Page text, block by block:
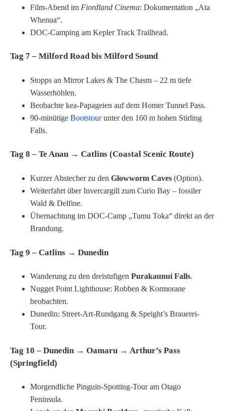
Film-Abend im Fiordland Cinema: Dokumentation „Ata
Whenua“.
DOC-Camping am Kepler Track Trailhead.
Tag 7 – Milford Road bis Milford Sound
Stopps an Mirror Lakes & The Chasm – 22 m tiefe
Wasserhöhlen.
Beobachte kea-Papageien auf dem Homer Tunnel Pass.
90-minütige Bootstourunter den 160 m hohen Stirling
Falls.
Tag 8 – Te Anau → Catlins (Coastal Scenic Route)
Kurzer Abstecher zu den Glowworm Caves (Option).
Weiterfahrt über Invercargill zum Curio Bay – fossiler
Wald & Delfine.
Übernachtung im DOC-Camp „Tumu Toka“ direkt an der
Brandung.
Tag 9 – Catlins → Dunedin
Wanderung zu den dreistufigen Purakaunui Falls.
Nugget Point Lighthouse: Robben & Kormorane
beobachten.
Dunedin: Street-Art-Rundgang & Speight’s Brauerei-
Tour.
Tag 10 – Dunedin → Oamaru → Arthur’s Pass
(Springfield)
Morgendliche Pinguin-Spotting-Tour am Otago
Peninsula.